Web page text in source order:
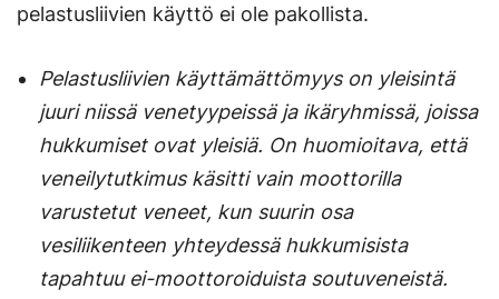
pelastusliivien käyttö ei ole pakollista.
Pelastusliivien käyttämättömyys on yleisintä
juuri niissä venetyypeissä ja ikäryhmissä, joissa
hukkumiset ovat yleisiä. On huomioitava, että
veneilytutkimus käsitti vain moottorilla
varustetut veneet, kun suurin osa
vesiliikenteen yhteydessä hukkumisista
tapahtuu ei-moottoroiduista soutuveneistä.